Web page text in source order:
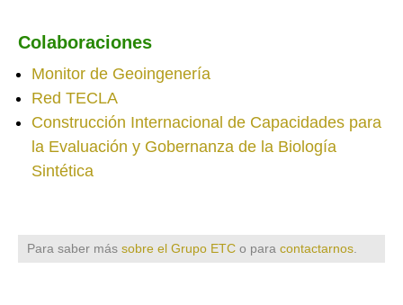
Colaboraciones
Monitor de Geoingenería
Red TECLA
Construcción Internacional de Capacidades para
la Evaluación y Gobernanza de la Biología
Sintética
Para saber más sobre el Grupo ETC o para contactarnos.